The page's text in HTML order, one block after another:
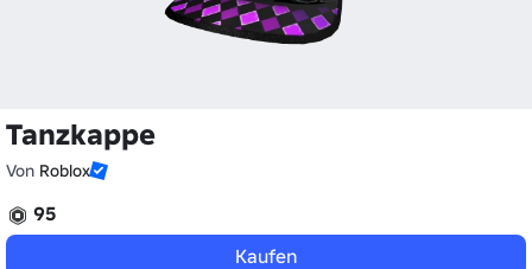
Tanzkappe
Von Roblox
95
Kaufen